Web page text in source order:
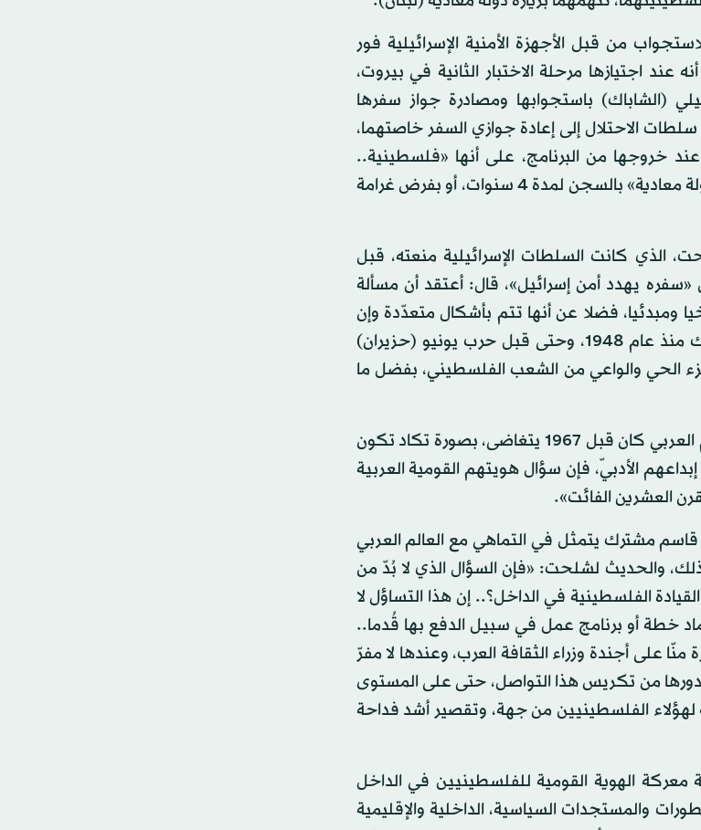
من قبل الأجهزة الأمنية الإسرائيلية فور
اجتيازها مرحلة الاختبار الثانية في بيروت،
(الشاباك) باستجوابها ومصادرة جواز سفرها
الاحتلال إلى إعادة جوازي السفر خاصتهما،
خروجها من البرنامج، على أنها «فلسطينية..
فلسطينية.. فلسطينية». فالقانون الإسرائيلي يعاقب كل من يسافر إلى «دولة معادية» بالسجن لمدة 4 سنوات، أو بفرض غرامة
الذي كانت السلطات الإسرائيلية منعته، قبل
يهدد أمن إسرائيل»، قال: أعتقد أن مسألة
تاريخيا ومبدئيا، فضلا عن أنها تتم بأشكال متعدّدة وإن
في الحدود الدنيا، وهي لم تُحسم في الآونة الأخيرة فقط، وإنما كانت كذلك منذ عام 1948، وحتى قبل حرب يونيو (حزيران)
الحي والواعي من الشعب الفلسطيني، بفضل ما
وأضاف شلحت: «يكفي إيراد حيثية واحدة لإثبات أنه على الرغم من أن العالم العربي كان قبل 1967 يتغاضى، بصورة تكاد تكون
الأدبيّ، فإن سؤال هويتهم القومية العربية
العشرين الفائت».
مشترك يتمثل في التماهي مع العالم العربي
ذلك، والحديث لشلحت: «فإن السؤال الذي لا بُدّ من
الفلسطينية في الداخل؟.. إن هذا التساؤل لا
خطة أو برنامج عمل في سبيل الدفع بها قُدما..
على أجندة وزراء الثقافة العرب، وعندها لا مفرّ
من تكريس هذا التواصل، حتى على المستوى
الفلسطينيين من جهة، وتقصير أشد فداحة
الهوية القومية للفلسطينيين في الداخل
والمستجدات السياسية، الداخلية والإقليمية